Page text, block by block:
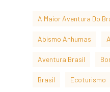
A Maior Aventura Do
Abismo Anhumas
Aventura Brasil
Brasil Ecoturismo